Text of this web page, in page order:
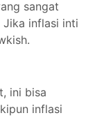
sangat
inflasi inti
ini bisa
inflasi